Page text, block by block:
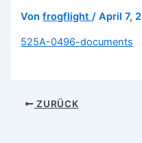
Vonfrogflight/April 7,
525A-0496-documents
ZURÜCK